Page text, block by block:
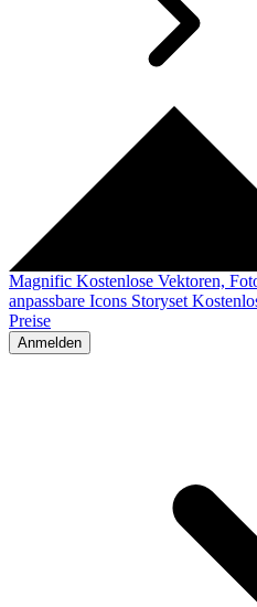
Magnific Kostenlose Vektoren,
anpassbare Icons Storyset
Preise
Anmelden